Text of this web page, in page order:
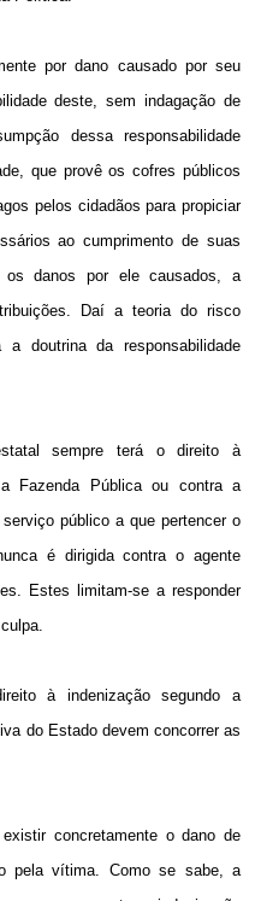
por dano causado por seu
deste, sem indagação de
dessa responsabilidade
que provê os cofres públicos
pelos cidadãos para propiciar
ao cumprimento de suas
os danos por ele causados, a
Daí a teoria do risco
a doutrina da responsabilidade
sempre terá o direito à
Fazenda Pública ou contra a
público a que pertencer o
é dirigida contra o agente
Estes limitam-se a responder
à indenização segundo a
do Estado devem concorrer as
concretamente o dano de
pela vítima. Como se sabe, a